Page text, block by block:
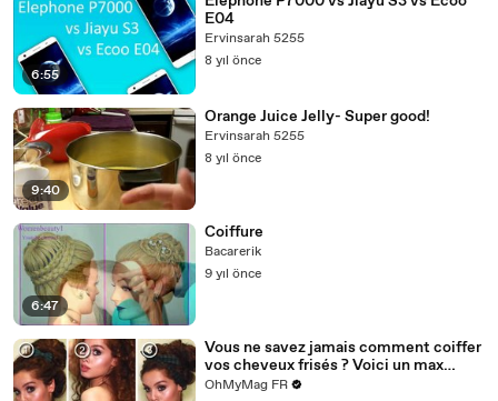
6:55
E04
Ervinsarah 5255
8 yıl önce
9:40
Orange Juice Jelly- Super good!
Ervinsarah 5255
8 yıl önce
6:47
Coiffure
Bacarerik
9 yıl önce
Vous ne savez jamais comment coiffer
vos cheveux frisés ? Voici un max
d'idées !
OhMyMag FR